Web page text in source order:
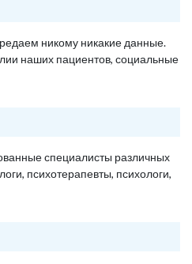
никому никакие данные.
наших пациентов, социальные
специалисты различных
психотерапевты, психологи,